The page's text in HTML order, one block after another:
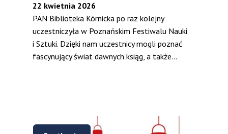
22 kwietnia 2026
PAN Biblioteka Kórnicka po raz kolejny
uczestniczyła w Poznańskim Festiwalu Nauki
i Sztuki. Dzięki nam uczestnicy mogli poznać
fascynujący świat dawnych ksiąg, a także...